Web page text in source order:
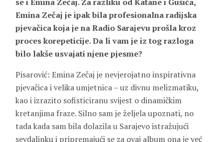
Emina Zečaj je ipak bila profesionalna radijska
pjevačica koja je na Radio Sarajevu prošla kroz
proces korepeticije. Da li vam je iz tog razloga
bilo lakše usvajati njene pjesme?
Pisarović: Emina Zečaj je nevjerojatno inspirativna
pjevačica i velika umjetnica – uz divnu melizmatiku,
kao i izrazito sofisticiranu svijest o dinamičkim
kretanjima fraze. Silno sam je željela upoznati, no
tada kada sam bila dolazila u Sarajevo istražujući
sevdalinku i pripremajući se za ovaj album ona je već